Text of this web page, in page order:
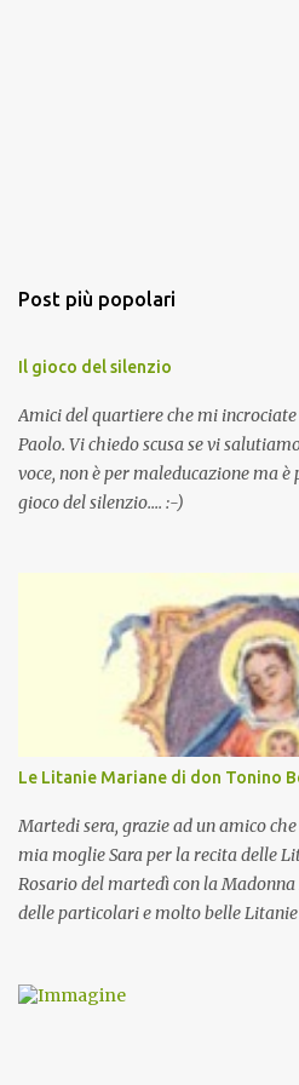
Post più popolari
Il gioco del silenzio
Amici del quartiere che mi
Paolo. Vi chiedo scusa se vi
voce, non è per maleducazione ma
gioco del silenzio.... :-)
Le Litanie Mariane di don Tonino
Martedi sera, grazie ad un amico
mia moglie Sara per la recita delle
Rosario del martedì con la
delle particolari e molto belle
preghiera.